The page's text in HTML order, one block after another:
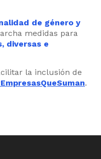
de género y
medidas para
diversas e
la inclusión de
.